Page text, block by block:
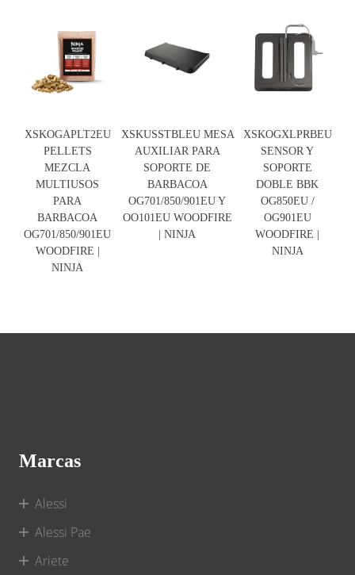
XSKOGAPLT2EU
PELLETS
MEZCLA
MULTIUSOS
PARA
BARBACOA
OG701/850/901EU
WOODFIRE |
NINJA
XSKUSSTBLEU MESA
AUXILIAR PARA
SOPORTE DE
BARBACOA
OG701/850/901EU Y
OO101EU WOODFIRE
| NINJA
XSKOGXLPRBEU
SENSOR Y
SOPORTE
DOBLE BBK
OG850EU /
OG901EU
WOODFIRE |
NINJA
Marcas
Alessi
Alessi Pae
Ariete